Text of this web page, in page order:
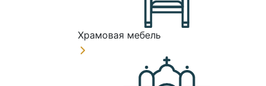
Храмовая мебель